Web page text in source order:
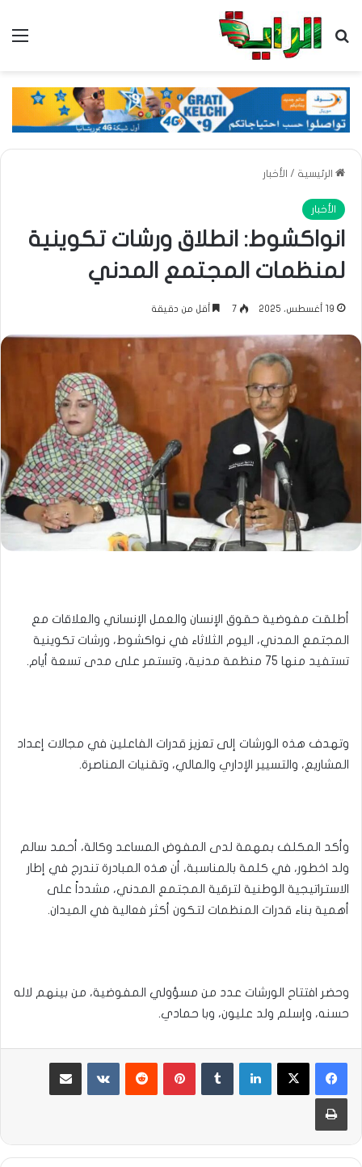
بحث عن
الرئيسية / الأخبار
الأخبار
انواكشوط: انطلاق ورشات تكوينية
لمنظمات المجتمع المدني
19 أغسطس، 2025 7 أقل من دقيقة
أطلقت مفوضية حقوق الإنسان والعمل الإنساني والعلاقات مع
المجتمع المدني، اليوم الثلاثاء في نواكشوط، ورشات تكوينية
تستفيد منها 75 منظمة مدنية، وتستمر على مدى تسعة أيام.
وتهدف هذه الورشات إلى تعزيز قدرات الفاعلين في مجالات إعداد
المشاريع، والتسيير الإداري والمالي، وتقنيات المناصرة.
وأكد المكلف بمهمة لدى المفوض المساعد وكالة، أحمد سالم
ولد اخطور، في كلمة بالمناسبة، أن هذه المبادرة تندرج في إطار
الاستراتيجية الوطنية لترقية المجتمع المدني، مشدداً على
أهمية بناء قدرات المنظمات لتكون أكثر فعالية في الميدان.
وحضر افتتاح الورشات عدد من مسؤولي المفوضية، من بينهم لاله
حسنه، وإسلم ولد عليون، وبا حمادي.
لينكدإن بينتيريست مشاركة عبر البريد
طباعة